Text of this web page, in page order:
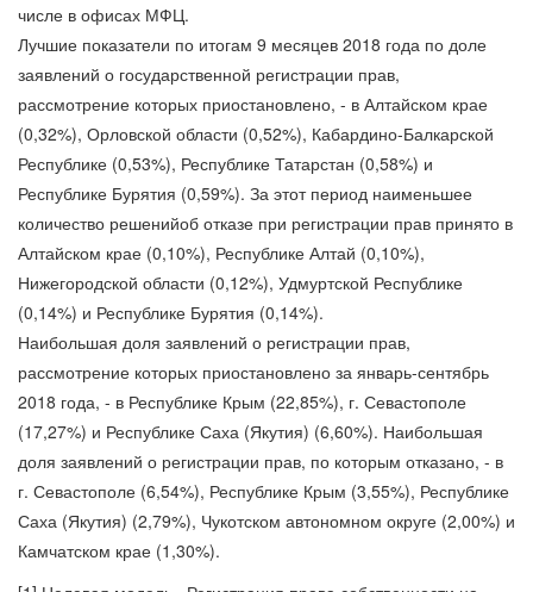
числе в офисах МФЦ.
Лучшие показатели по итогам 9 месяцев 2018 года по доле
заявлений о государственной регистрации прав,
рассмотрение которых приостановлено, - в Алтайском крае
(0,32%), Орловской области (0,52%), Кабардино-Балкарской
Республике (0,53%), Республике Татарстан (0,58%) и
Республике Бурятия (0,59%). За этот период наименьшее
количество решенийоб отказе при регистрации прав принято в
Алтайском крае (0,10%), Республике Алтай (0,10%),
Нижегородской области (0,12%), Удмуртской Республике
(0,14%) и Республике Бурятия (0,14%).
Наибольшая доля заявлений о регистрации прав,
рассмотрение которых приостановлено за январь-сентябрь
2018 года, - в Республике Крым (22,85%), г. Севастополе
(17,27%) и Республике Саха (Якутия) (6,60%). Наибольшая
доля заявлений о регистрации прав, по которым отказано, - в
г. Севастополе (6,54%), Республике Крым (3,55%), Республике
Саха (Якутия) (2,79%), Чукотском автономном округе (2,00%) и
Камчатском крае (1,30%).